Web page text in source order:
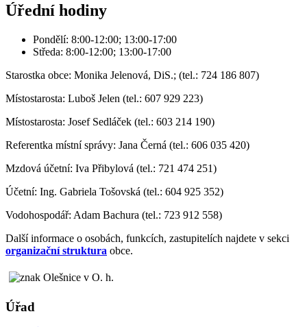
Úřední hodiny
Pondělí: 8:00-12:00; 13:00-17:00
Středa: 8:00-12:00; 13:00-17:00
Starostka obce: Monika Jelenová, DiS.; (tel.: 724 186 807)
Místostarosta: Luboš Jelen (tel.: 607 929 223)
Místostarosta: Josef Sedláček (tel.: 603 214 190)
Referentka místní správy: Jana Černá (tel.: 606 035 420)
Mzdová účetní: Iva Přibylová (tel.: 721 474 251)
Účetní: Ing. Gabriela Tošovská (tel.: 604 925 352)
Vodohospodář: Adam Bachura (tel.: 723 912 558)
Další informace o osobách, funkcích, zastupitelích najdete v sekci
organizační struktura obce.
Úřad